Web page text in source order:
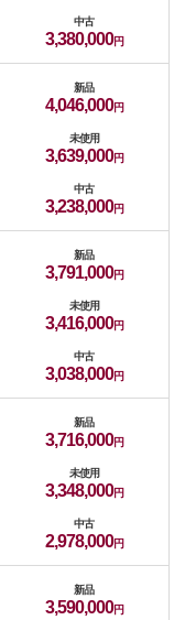
中古
3,380,000
新品
4,046,000
未使用
3,639,000
中古
3,238,000
新品
3,791,000
未使用
3,416,000
中古
3,038,000
新品
3,716,000
未使用
3,348,000
中古
2,978,000
新品
3,590,000